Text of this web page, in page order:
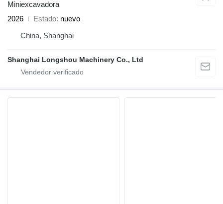
Miniexcavadora
2026
Estado nuevo
China, Shanghai
Shanghai Longshou Machinery Co., Ltd